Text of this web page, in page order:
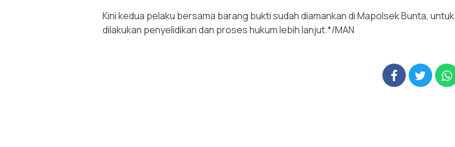
Kini kedua pelaku bersama barang bukti sudah diamankan di Mapolsek Bunta, untuk
dilakukan penyelidikan dan proses hukum lebih lanjut.*/MAN